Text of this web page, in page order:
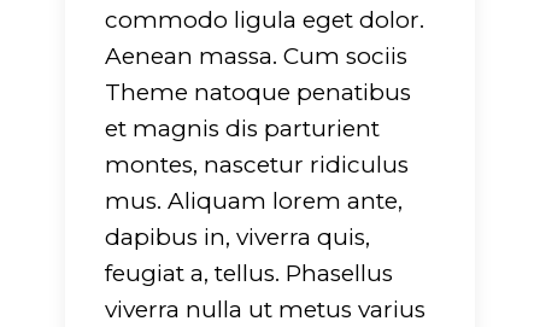
lib/mkdf.functions.php
: Undefined array
glide/apps/opt/public/wp-
themes/evently/framework/lib/
: Undefined array
Warning: Undefined
key "dirname" in
/srv/users/glide/apps/
content/themes/
on line751
Warning : Undefined
commodo ligula eget dolor.
Aenean massa. Cum sociis
Theme natoque penatibus
et magnis dis parturient
montes, nascetur ridiculus
mus. Aliquam lorem ante,
dapibus in, viverra quis,
feugiat a, tellus. Phasellus
viverra nulla ut metus varius